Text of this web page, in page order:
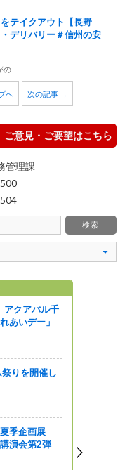
テイクアウト【長野
デリバリー＃信州の安
の
へ 次の記事 →
意見・ご要望はこちら
管理課
アクアパル千
あいデー」
りを開催し
季企画展
演会第2弾